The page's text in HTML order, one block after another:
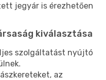
jegyár is érezhetően
kiválasztása
szolgáltatást nyújtó
az